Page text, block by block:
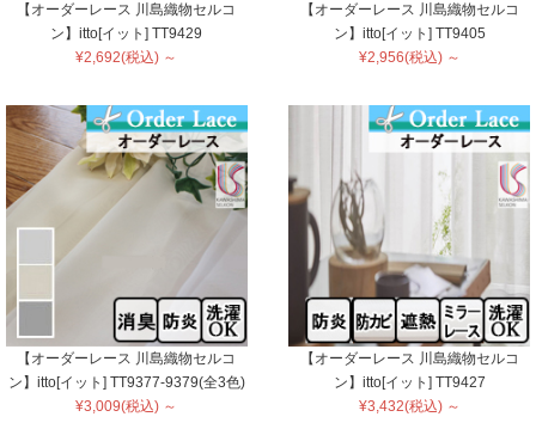
【オーダーレース 川島織物セルコ
ン】itto[イット] TT9429
¥2,692(税込) ～
【オーダーレース 川島織物セルコ
ン】itto[イット] TT9405
¥2,956(税込) ～
【オーダーレース 川島織物セルコ
ン】itto[イット] TT9377-9379(全3色)
¥3,009(税込) ～
【オーダーレース 川島織物セルコ
ン】itto[イット] TT9427
¥3,432(税込) ～